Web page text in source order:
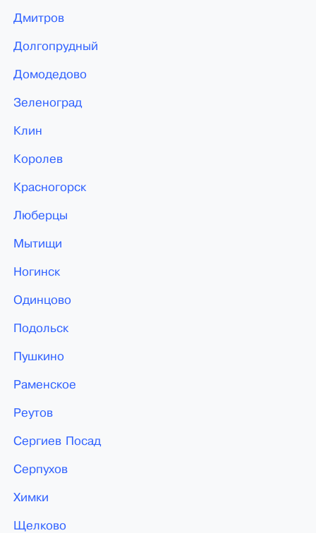
Дмитров
Долгопрудный
Домодедово
Зеленоград
Клин
Королев
Красногорск
Люберцы
Мытищи
Ногинск
Одинцово
Подольск
Пушкино
Раменское
Реутов
Сергиев Посад
Серпухов
Химки
Щелково